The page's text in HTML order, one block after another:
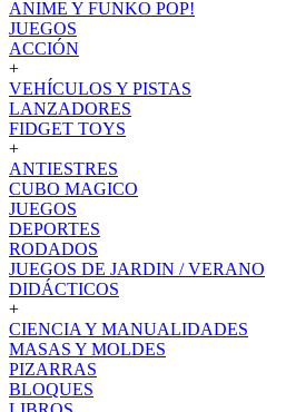
ANIME Y FUNKO POP!
JUEGOS
ACCIÓN
+
VEHÍCULOS Y PISTAS
LANZADORES
FIDGET TOYS
+
ANTIESTRES
CUBO MAGICO
JUEGOS
DEPORTES
RODADOS
JUEGOS DE JARDIN / VERANO
DIDÁCTICOS
+
CIENCIA Y MANUALIDADES
MASAS Y MOLDES
PIZARRAS
BLOQUES